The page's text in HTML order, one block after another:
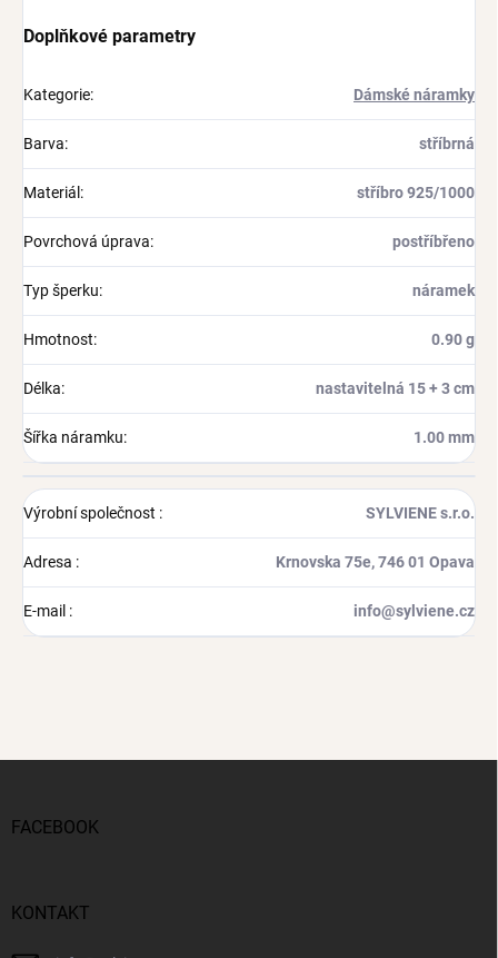
Doplňkové parametry
Kategorie: Dámské náramky
Barva: stříbrná
Materiál : stříbro 925/1000
Povrchová úprava: postříbřeno
Typ šperku: náramek
Hmotnost: 0.90 g
Délka: nastavitelná 15 + 3 cm
Šířka náramku: 1.00 mm
Výrobní společnost : SYLVIENE s.r.o.
Adresa : Krnovska 75e, 746 01 Opava
E-mail : info@sylviene.cz
FACEBOOK
KONTAKT